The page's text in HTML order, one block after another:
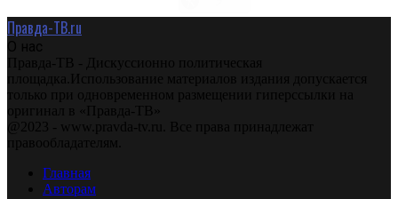
Правда-ТВ.ru
О нас
Правда-ТВ - Дискуссионно политическая
площадка.Использование материалов издания допускается
только при одновременном размещении гиперссылки на
оригинал в «Правда-ТВ»
@2023 - www.pravda-tv.ru. Все права принадлежат
правообладателям.
Главная
Авторам